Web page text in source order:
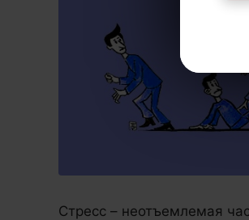
Стресс – неотъемлемая